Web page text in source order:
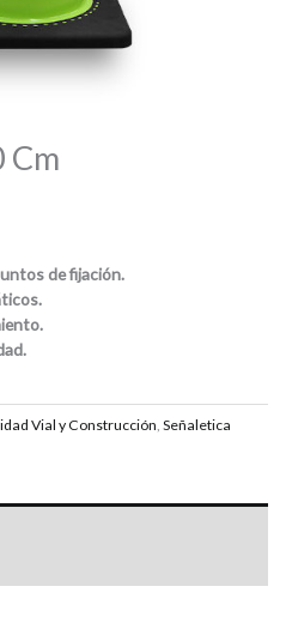
Cm
de fijación.
Vial y Construcción Señaletica